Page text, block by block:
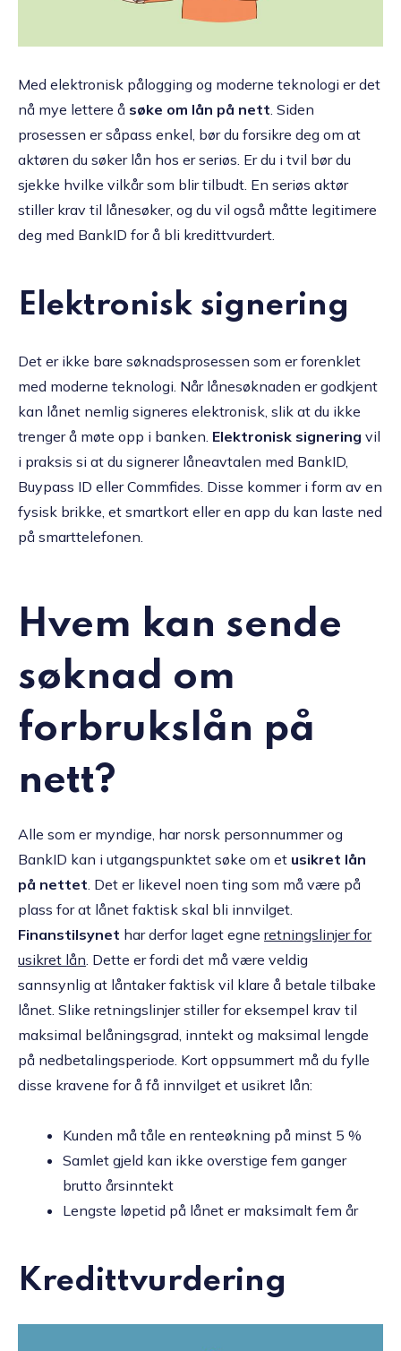
Med elektronisk pålogging og moderne teknologi er det
nå mye lettere å søke om lån på nett. Siden
prosessen er såpass enkel, bør du forsikre deg om at
aktøren du søker lån hos er seriøs. Er du i tvil bør du
sjekke hvilke vilkår som blir tilbudt. En seriøs aktør
stiller krav til lånesøker, og du vil også måtte legitimere
deg med BankID for å bli kredittvurdert.
Elektronisk signering
Det er ikke bare søknadsprosessen som er forenklet
med moderne teknologi. Når lånesøknaden er godkjent
kan lånet nemlig signeres elektronisk, slik at du ikke
trenger å møte opp i banken. Elektronisk signering vil
i praksis si at du signerer låneavtalen med BankID,
Buypass ID eller Commfides. Disse kommer i form av en
fysisk brikke, et smartkort eller en app du kan laste ned
på smarttelefonen.
Hvem kan sende
søknad om
forbrukslån på
nett?
Alle som er myndige, har norsk personnummer og
BankID kan i utgangspunktet søke om et usikret lån
på nettet. Det er likevel noen ting som må være på
plass for at lånet faktisk skal bli innvilget.
Finanstilsynet har derfor laget egne retningslinjer for
usikret lån. Dette er fordi det må være veldig
sannsynlig at låntaker faktisk vil klare å betale tilbake
lånet. Slike retningslinjer stiller for eksempel krav til
maksimal belåningsgrad, inntekt og maksimal lengde
på nedbetalingsperiode. Kort oppsummert må du fylle
disse kravene for å få innvilget et usikret lån:
Kunden må tåle en renteøkning på minst 5 %
Samlet gjeld kan ikke overstige fem ganger
brutto årsinntekt
Lengste løpetid på lånet er maksimalt fem år
Kredittvurdering